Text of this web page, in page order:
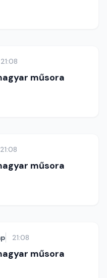
21:08
műsora
21:08
műsora
21:08
műsora